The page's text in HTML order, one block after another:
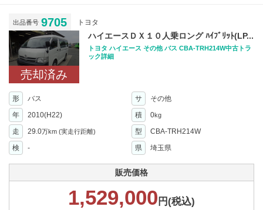
出品番号 9705 トヨタ
売却済み
ハイエースＤＸ１０人乗ロング ﾊｲﾌﾞﾘｯﾄ(LP...
トヨタ ハイエース その他 バス CBA-TRH214W中古トラ
ック詳細
形 バス サ
その他
年
2010(H22) 積 0kg
走 29.0万km (実走行距離) 型
CBA-TRH214W
検
- 県 埼玉県
販売価格
1,529,000 円(税込)